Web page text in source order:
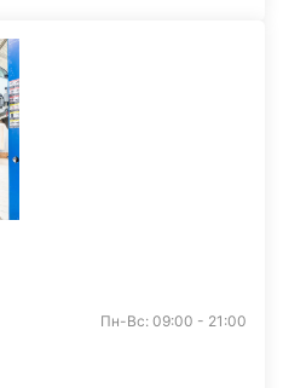
Пн-Вс: 09:00 - 21:00